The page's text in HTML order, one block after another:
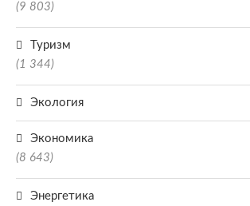
(9 803)
Туризм
(1 344)
Экология
Экономика
(8 643)
Энергетика